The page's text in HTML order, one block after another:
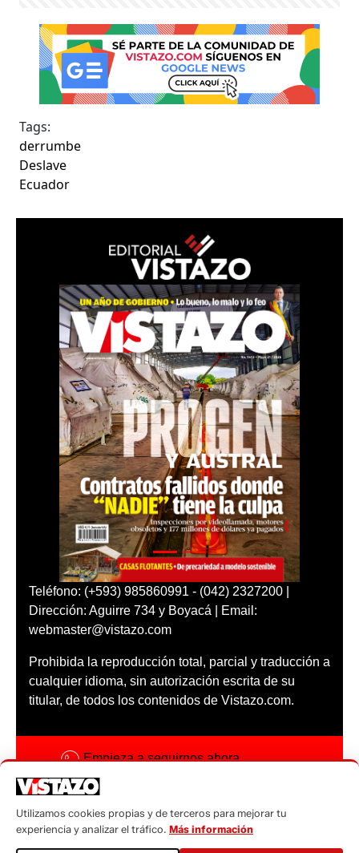
Tags:
derrumbe
Deslave
Ecuador
Teléfono: (+593) 985860991 - (042) 2327200 |
Dirección: Aguirre 734 y Boyacá | Email:
webmaster@vistazo.com
Prohibida la reproducción total, parcial y traducción a
cualquier idioma, sin autorización escrita de su
titular, de todos los contenidos de Vistazo.com.
Empieza a seguirnos ahora
Código ética
Sugerencias a:
Utilizamos cookies propias y de terceros para mejorar tu
experiencia y analizar el tráfico. Más información